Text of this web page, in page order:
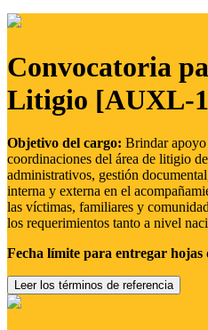
Convocatoria
Litigio [AUXL-
Objetivo del cargo: Brindar
coordinaciones del área de litigio
administrativos, gestión
interna y externa en el
las víctimas, familiares y
los requerimientos tanto a nivel
Fecha límite para entregar hojas
Leer los términos de referencia